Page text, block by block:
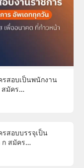
สอบเป็นพนักงาน
มัคร
สอบบรรจุเป็น
สมัคร